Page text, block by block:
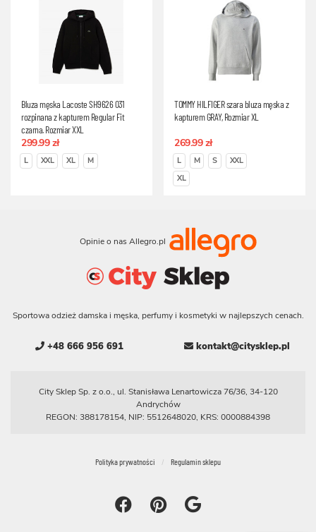
Bluza męska Lacoste SH9626 031
rozpinana z kapturem Regular Fit
czarna, Rozmiar XXL
299.99 zł
L XXL XL M
TOMMY HILFIGER szara bluza męska z
kapturem GRAY, Rozmiar XL
269.99 zł
L M S
XXL
XL
Opinie o nas Allegro.pl
Sportowa odzież damska i męska, perfumy i kosmetyki w najlepszych cenach.
+48 666 956 691 kontakt@citysklep.pl
City Sklep Sp. z o.o., ul. Stanisława Lenartowicza 76/36, 34-120
Andrychów
REGON: 388178154, NIP: 5512648020, KRS: 0000884398
Polityka prywatności Regulamin sklepu